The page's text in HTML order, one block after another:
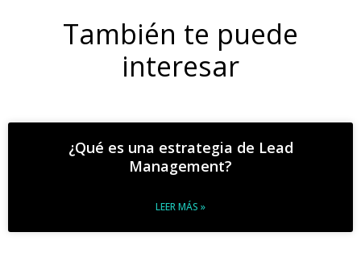
También te puede
interesar
¿Qué es una estrategia de Lead
Management?
LEER MÁS »